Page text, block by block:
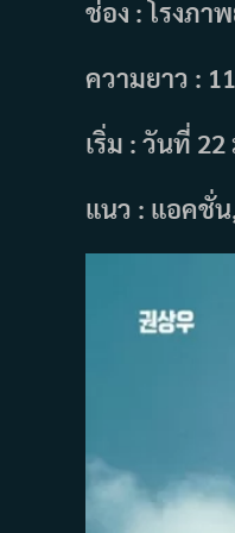
ช่อง : โรงภา
ความยาว :
เริ่ม : วันที่
แนว : แอคชั่